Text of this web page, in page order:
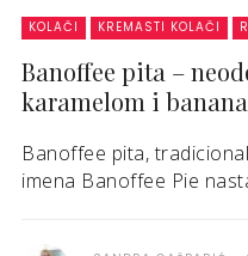
KOLAČI KREMASTI KOLAČI
Banoffee pita –
karamelom i
Banoffee pita,
imena Banoffee Pie